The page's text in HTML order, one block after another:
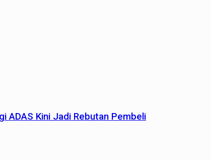
ADAS Kini Jadi Rebutan Pembeli